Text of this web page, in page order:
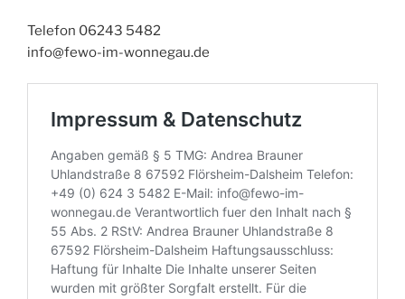
Telefon 06243 5482
info@fewo-im-wonnegau.de